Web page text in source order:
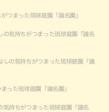
がつまった琉球庭園「識名園」
の気持ちがつまった琉球庭園「識名
しの気持ちがつまった琉球庭園「識
まった琉球庭園「識名園」
気持ちがつまった琉球庭園「識名